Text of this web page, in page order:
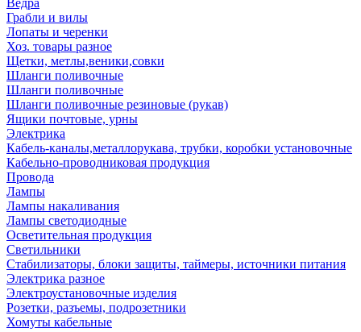
Вёдра
Грабли и вилы
Лопаты и черенки
Хоз. товары разное
Щетки, метлы,веники,совки
Шланги поливочные
Шланги поливочные
Шланги поливочные резиновые (рукав)
Ящики почтовые, урны
Электрика
Кабель-каналы,металлорукава, трубки, коробки установочные
Кабельно-проводниковая продукция
Провода
Лампы
Лампы накаливания
Лампы светодиодные
Осветительная продукция
Светильники
Стабилизаторы, блоки защиты, таймеры, источники питания
Электрика разное
Электроустановочные изделия
Розетки, разъемы, подрозетники
Хомуты кабельные